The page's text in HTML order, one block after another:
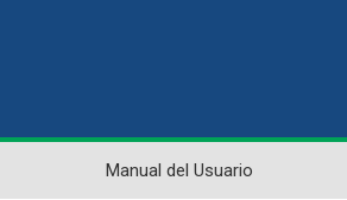
Manual del Usuario